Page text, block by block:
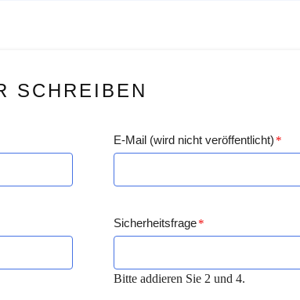
SCHREIBEN
E-Mail (wird nicht veröffentlicht) *
Sicherheitsfrage *
Bitte addieren Sie 2 und 4.